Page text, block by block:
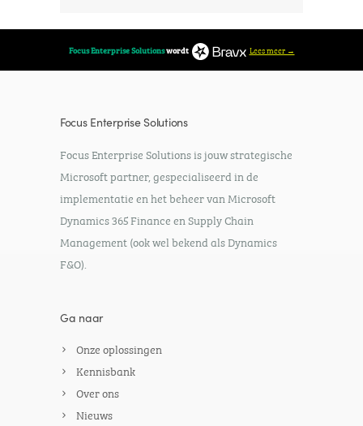
Focus Enterprise Solutionswordt Lees meer →
Focus Enterprise Solutions
Focus Enterprise Solutions is jouw strategische
Microsoft partner, gespecialiseerd in de
implementatie en het beheer van Microsoft
Dynamics 365 Finance en Supply Chain
Management (ook wel bekend als Dynamics
F&O).
Ga naar
Onze oplossingen
Kennisbank
Over ons
Nieuws